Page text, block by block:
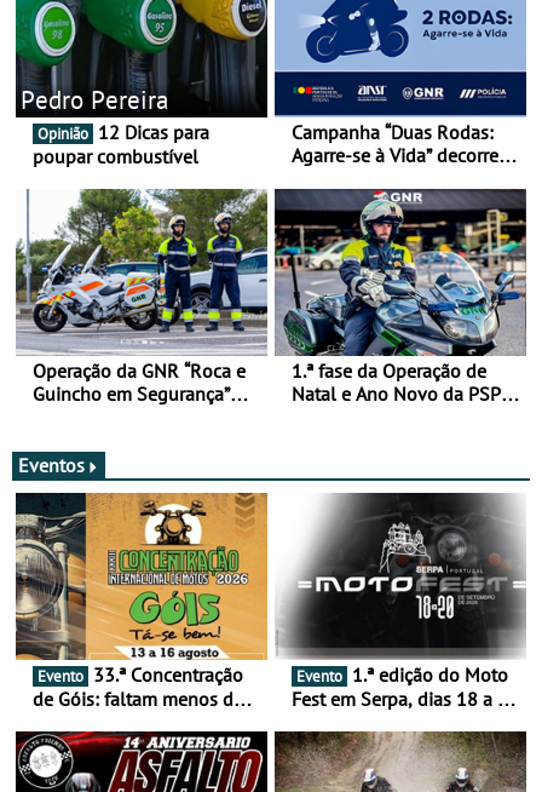
Pedro Pereira
Opinião
poupar combustível
Campanha “Duas Rodas:
Agarre-se à Vida” decorre
Operação da GNR “Roca e
Guincho em Segurança”
1.ª fase da Operação de
Natal e Ano Novo da PSP e
Eventos
Evento
de Góis: faltam menos de
16 de agosto
Evento
Fest em Serpa, dias 18 a 20
duas rodas invade o Baixo
Alentejo